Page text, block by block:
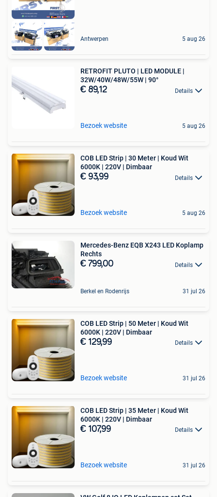
Antwerpen 5 aug 26
RETROFIT PLUTO | LED MODULE |
32W/40W/48W/55W | 90°
€ 89,12 Details
Bezoek website 5 aug 26
COB LED Strip | 30 Meter | Koud Wit
6000K | 220V | Dimbaar
€ 93,99 Details
Bezoek website 5 aug 26
Mercedes-Benz EQB X243 LED Koplamp
Rechts
€ 799,00 Details
Berkel en Rodenrijs 31 jul 26
COB LED Strip | 50 Meter | Koud Wit
6000K | 220V | Dimbaar
€ 129,99 Details
Bezoek website 31 jul 26
COB LED Strip | 35 Meter | Koud Wit
6000K | 220V | Dimbaar
€ 107,99 Details
Bezoek website 31 jul 26